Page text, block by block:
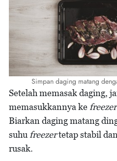
Simpan daging matang
Setelah memasak daging,
memasukkannya ke freezer
Biarkan daging matang
suhu freezertetap stabil
rusak.